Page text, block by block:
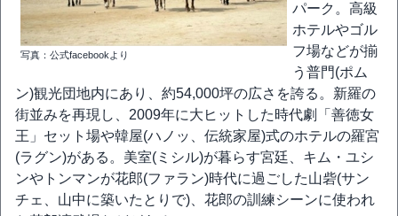
写真：公式facebookより
パーク。高級
ホテルやゴル
フ場などが揃
う普門(ポム
ン)観光団地内にあり、約54,000坪の広さを誇る。新羅の
街並みを再現し、2009年に大ヒットした時代劇「善徳女
王」セット場や韓屋(ハノッ、伝統家屋)式のホテルの羅宮
(ラグン)がある。美室(ミシル)が暮らす宮廷、キム・ユシ
ンやトンマンが花郎(ファラン)時代に過ごした山砦(サン
チェ、山中に築いたとりで)、花郎の訓練シーンに使われ